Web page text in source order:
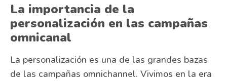
La importancia de la
personalización en las campañas
omnicanal
La personalización es una de las grandes bazas
de las campañas omnichannel. Vivimos en la era